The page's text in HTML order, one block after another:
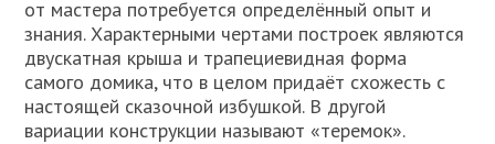
от мастера потребуется определённый опыт и
знания. Характерными чертами построек являются
двускатная крыша и трапециевидная форма
самого домика, что в целом придаёт схожесть с
настоящей сказочной избушкой. В другой
вариации конструкции называют «теремок».